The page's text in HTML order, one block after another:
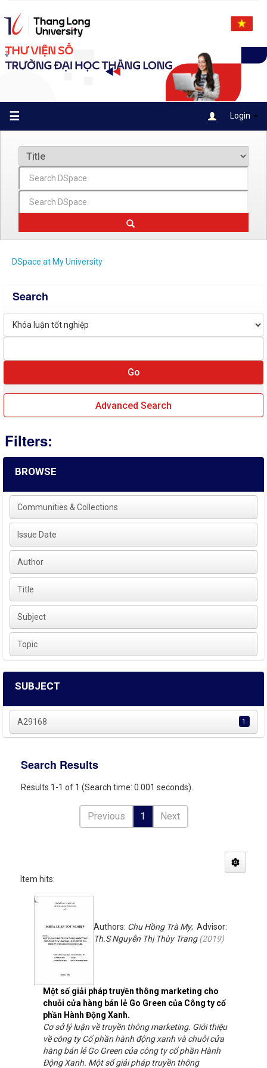
navigation
☰ Login
DSpace at My University
Search
Advanced Search
Filters:
BROWSE
Communities & Collections
Issue Date
Author
Title
Subject
Topic
SUBJECT
A29168 1
Search Results
Results 1-1 of 1 (Search time: 0.001 seconds).
Previous 1 Next
Item hits:
Một số giải pháp truyền thông marketing cho
chuỗi cửa hàng bán lẻ Go Green của Công ty cổ
phần Hành Động Xanh.
Authors: Chu Hồng Trà My; Advisor:
Th.S Nguyễn Thị Thùy Trang(2019)
Cơ sở lý luận về truyền thông marketing. Giới thiệu
về công ty Cổ phần hành động xanh và chuỗi cửa
hàng bán lẻ Go Green của công ty cổ phần Hành
Động Xanh. Một số giải pháp truyền thông